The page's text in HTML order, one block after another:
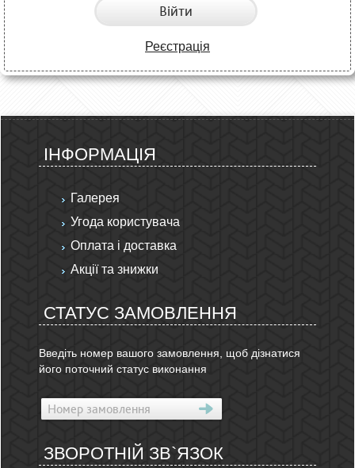
Війти
Реєстрація
ІНФОРМАЦІЯ
Галерея
Угода користувача
Оплата і доставка
Акції та знижки
СТАТУС ЗАМОВЛЕННЯ
Введіть номер вашого замовлення, щоб дізнатися
його поточний статус виконання
ЗВОРОТНІЙ ЗВ`ЯЗОК